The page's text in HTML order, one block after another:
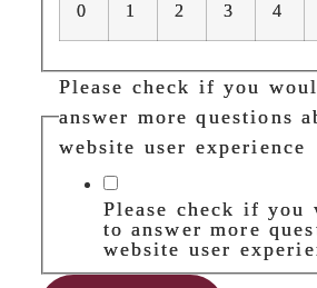
0 1 2 3 4
Please check if you
answer more questions
website user experience
Please check if you
to answer more
website user